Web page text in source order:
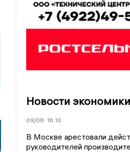
Новости экономики
09/08 16:10
В Москве арестовали
руководителей